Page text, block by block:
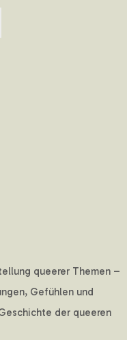
queerer Themen –
Gefühlen und
der queeren